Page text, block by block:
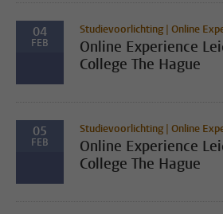
04
FEB
Studievoorlichting | Online
Online Experience
College The Hague
05
FEB
Studievoorlichting | Online
Online Experience
College The Hague